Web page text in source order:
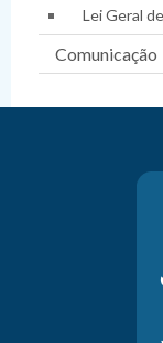
Lei Geral
Comunicação